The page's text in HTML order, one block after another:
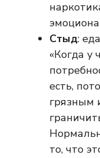
Стыд:
«Когда у
есть,
грязным
то, что